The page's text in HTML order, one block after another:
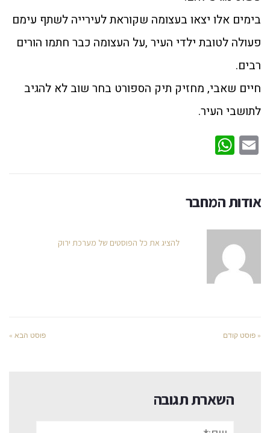
בימים אלו יצאו בעצומה שקוראת לעירייה לשתף עימם
פעולה לטובת ילדי העיר ,על העצומה כבר חתמו הורים
רבים.
חיים שאבי, מחזיק תיק הספורט בחר שוב לא להגיב
לתושבי העיר.
Email
אודות המחבר
להציג את כל הפוסטים של מערכת ירוק
« פוסט קודם פוסט הבא »
השארת תגובה